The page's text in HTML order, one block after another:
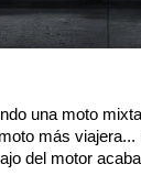
una moto mixta
más viajera...
del motor